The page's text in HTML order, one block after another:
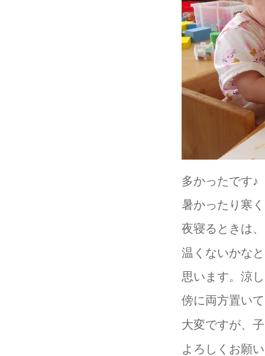
多かったです♪
暑かったり寒
夜寝るときは
温くないかな
思います。涼
傍に両方置い
大変ですが、
よろしくお願